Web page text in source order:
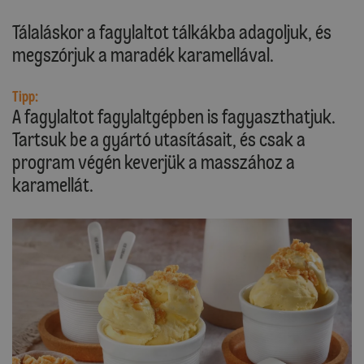
Tálaláskor a fagylaltot tálkákba adagoljuk, és
megszórjuk a maradék karamellával.
Tipp:
A fagylaltot fagylaltgépben is fagyaszthatjuk.
Tartsuk be a gyártó utasításait, és csak a
program végén keverjük a masszához a
karamellát.